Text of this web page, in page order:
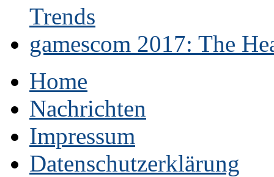
Trends
gamescom 2017: The
Home
Nachrichten
Impressum
Datenschutzerklärung